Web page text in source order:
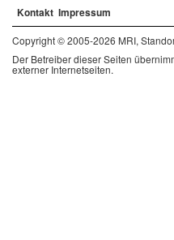
Kontakt Impressum
Copyright © 2005-2026 MRI,
Der Betreiber dieser Seiten
externer Internetseiten.